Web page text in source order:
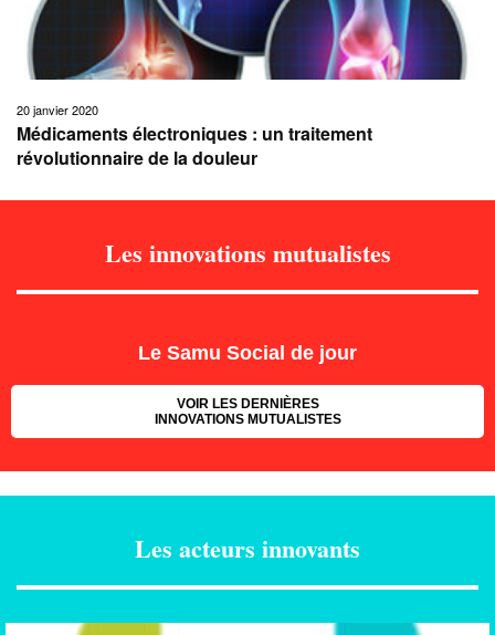
20 janvier 2020
Médicaments électroniques : un traitement
révolutionnaire de la douleur
Les innovations mutualistes
Le Samu Social de jour
VOIR LES DERNIÈRES
INNOVATIONS MUTUALISTES
Les acteurs innovants